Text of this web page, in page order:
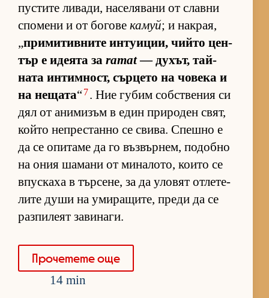
пус­тите ли­ва­ди, на­се­ля­вани от славни
спо­мени и от бо­гове камуй; и нак­рая,
„при­ми­тив­ните ин­ту­и­ции, чийто цен­
тър е иде­ята за ramat— ду­хът, тай­
ната ин­тим­ност, сър­цето на чо­века и
на не­щата“7. Ние гу­бим соб­с­т­ве­ния си
дял от ани­ми­зъм в един при­ро­ден свят,
който неп­рес­танно се сви­ва. Спешно е
да се опи­таме да го въз­вър­нем, по­добно
на ония ша­мани от ми­на­ло­то, ко­ито се
впус­каха в тър­се­не, за да уло­вят от­ле­те­
лите души на уми­ра­щи­те, преди да се
раз­пи­леят за­ви­на­ги.
Про­че­тете още
14 min